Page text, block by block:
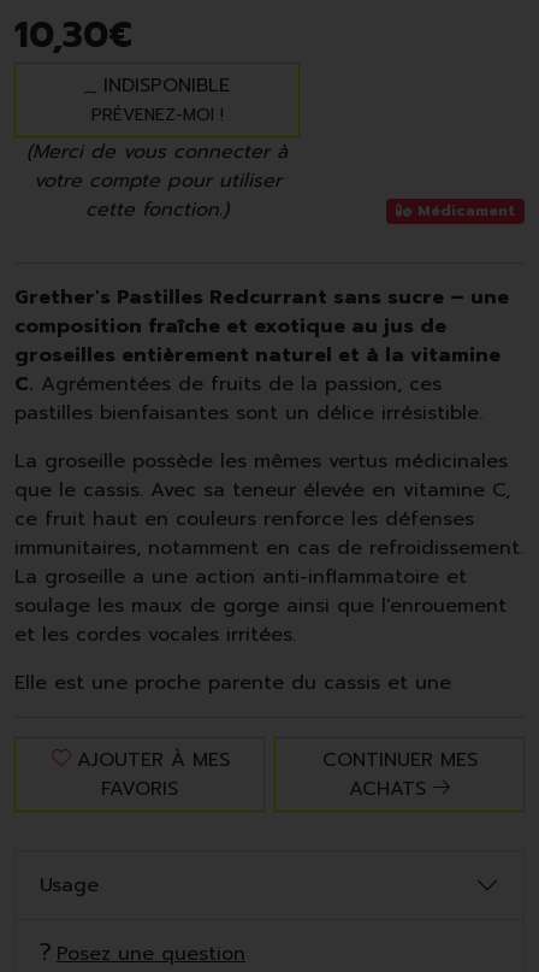
10,30€
INDISPONIBLE
PRÉVENEZ-MOI !
(Merci de vous connecter à
votre compte pour utiliser
cette fonction.)
Médicament
Grether's Pastilles Redcurrant sans sucre – une
composition fraîche et exotique au jus de
groseilles entièrement naturel et à la vitamine
C. Agrémentées de fruits de la passion, ces
pastilles bienfaisantes sont un délice irrésistible.
La groseille possède les mêmes vertus médicinales
que le cassis. Avec sa teneur élevée en vitamine C,
ce fruit haut en couleurs renforce les défenses
immunitaires, notamment en cas de refroidissement.
La groseille a une action anti-inflammatoire et
soulage les maux de gorge ainsi que l'enrouement
et les cordes vocales irritées.
Elle est une proche parente du cassis et une
AJOUTER À MES
FAVORIS
CONTINUER MES
ACHATS
Usage
Posez une question